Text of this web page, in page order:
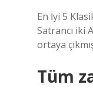
En İyi 5
Satrancı iki
ortaya
Tüm